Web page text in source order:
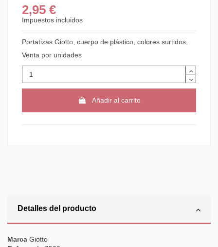
2,95 €
Impuestos incluidos
Portatizas Giotto, cuerpo de plástico, colores surtidos.
Venta por unidades
Añadir al carrito
Detalles del producto
Marca Giotto